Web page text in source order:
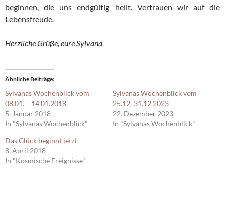
beginnen, die uns endgültig heilt. Vertrauen wir auf die
Lebensfreude.
Herzliche Grüße, eure Sylvana
Ähnliche Beiträge
Sylvanas Wochenblick vom
08.01. – 14.01.2018
5. Januar 2018
In "Sylvanas Wochenblick"
Sylvanas Wochenblick vom
25.12.-31.12.2023
22. Dezember 2023
In "Sylvanas Wochenblick"
Das Glück beginnt jetzt
8. April 2018
In "Kosmische Ereignisse"